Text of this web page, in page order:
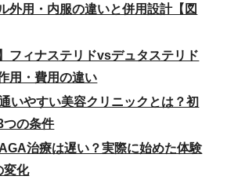
外用・内服の違いと併用設計【図
フィナステリドvsデュタステリド
用・費用の違い
いやすい美容クリニックとは？初
つの条件
治療は遅い？実際に始めた体験
変化